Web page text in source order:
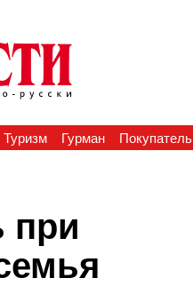
Туризм Гурман Покупатель
при